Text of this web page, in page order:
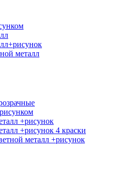
металл
+рисунок
+рисунок 4 краски
металл +рисунок